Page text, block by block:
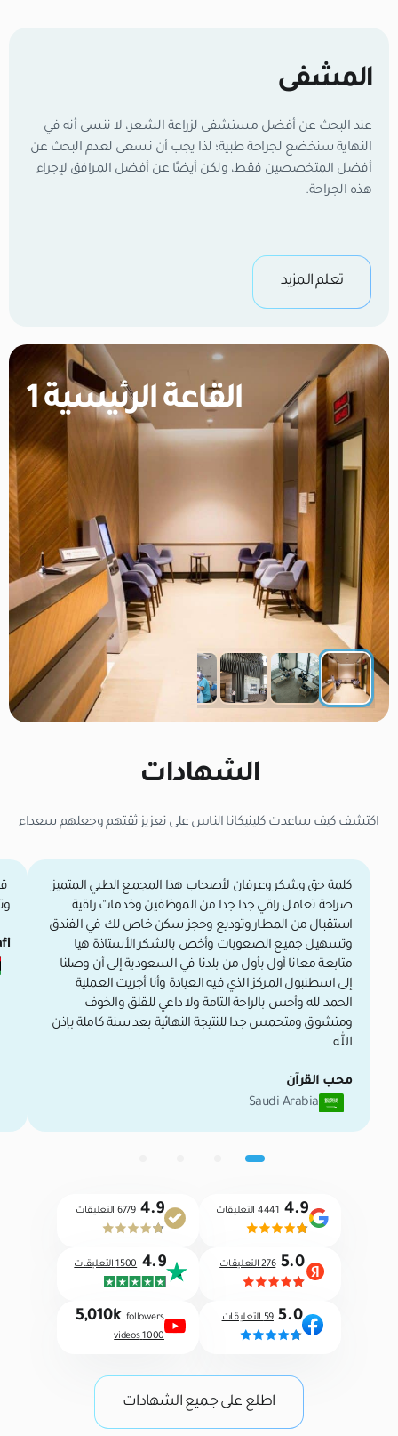
المشفى
عند البحث عن أفضل مستشفى لزراعة الشعر، لا ننسى أنه في
النهاية سنخضع لجراحة طبية؛ لذا يجب أن نسعى لعدم البحث عن
أفضل المتخصصين فقط، ولكن أيضًا عن أفضل المرافق لإجراء
هذه الجراحة.
تعلم المزيد
القاعة الرئيسية 1
الشهادات
اكتشف كيف ساعدت كلينيكانا الناس على تعزيز ثقتهم وجعلهم سعداء
كلمة حق وشكر وعرفان لأصحاب هذا المجمع الطبي المتميز
صراحة تعامل راقي جدا جدا من الموظفين وخدمات راقية
استقبال من المطار وتوديع وحجز سكن خاص لك في الفندق
وتسهيل جميع الصعوبات وأخص بالشكر الأستاذة هيا
متابعة معانا أول بأول من بلدنا في السعودية إلى أن وصلنا
إلى اسطنبول المركز الذي فيه العيادة وأنا أجريت العملية
الحمد لله وأحس بالراحة التامة ولا داعي للقلق والخوف
ومتشوق ومتحمس جدا للنتيجة النهائية بعد سنة كاملة بإذن
الله
محب القرآن
Saudi Arabia
4.9 4441 التعليقات 4.9 6779 التعليقات
5.0 276 التعليقات 4.9 1500 التعليقات
5.0 59 التعليقات 5,010k followers
1000 videos
اطلع على جميع الشهادات